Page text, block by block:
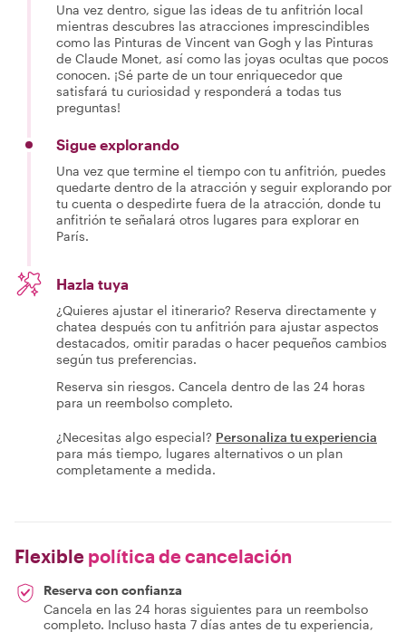
Una vez dentro, sigue las ideas de tu anfitrión local
mientras descubres las atracciones imprescindibles
como las Pinturas de Vincent van Gogh y las Pinturas
de Claude Monet, así como las joyas ocultas que pocos
conocen. ¡Sé parte de un tour enriquecedor que
satisfará tu curiosidad y responderá a todas tus
preguntas!
Sigue explorando
Una vez que termine el tiempo con tu anfitrión, puedes
quedarte dentro de la atracción y seguir explorando por
tu cuenta o despedirte fuera de la atracción, donde tu
anfitrión te señalará otros lugares para explorar en
París.
Hazla tuya
¿Quieres ajustar el itinerario? Reserva directamente y
chatea después con tu anfitrión para ajustar aspectos
destacados, omitir paradas o hacer pequeños cambios
según tus preferencias.
Reserva sin riesgos. Cancela dentro de las 24 horas
para un reembolso completo.
¿Necesitas algo especial? Personaliza tu experiencia
para más tiempo, lugares alternativos o un plan
completamente a medida.
Flexible política de cancelación
Reserva con confianza
Cancela en las 24 horas siguientes para un reembolso
completo. Incluso hasta 7 días antes de tu experiencia,